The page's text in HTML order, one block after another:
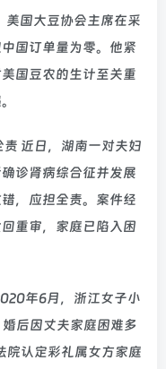
美国大豆协会主席在采
国订单量为零。他紧
国豆农的生计至关重
近日，湖南一对夫妇
诊肾病综合征并发展
，应担全责。案件经
重审，家庭已陷入困
年6月，浙江女子小
后因丈夫家庭困难多
院认定彩礼属女方家庭